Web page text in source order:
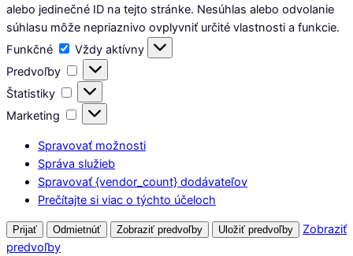
alebo jedinečné ID na tejto stránke. Nesúhlas alebo odvolanie
súhlasu môže nepriaznivo ovplyvniť určité vlastnosti a funkcie.
Funkčné
Funkčné
Vždy aktívny
Predvoľby
Predvoľby
Štatistiky
Štatistiky
Marketing
Marketing
Spravovať možnosti
Správa služieb
Spravovať {vendor_count} dodávateľov
Prečítajte si viac o týchto účeloch
Prijať Odmietnúť Zobraziť predvoľby Uložiť predvoľby
Zobraziť
predvoľby